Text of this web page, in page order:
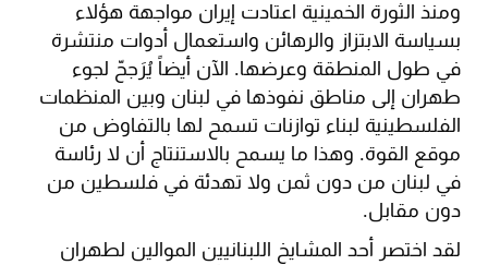
ومنذ الثورة الخمينية اعتادت إيران مواجهة هؤلاء
بسياسة الابتزاز والرهائن واستعمال أدوات منتشرة
في طول المنطقة وعرضها. الآن أيضاً يُرَجحّ لجوء
طهران إلى مناطق نفوذها في لبنان وبين المنظمات
الفلسطينية لبناء توازنات تسمح لها بالتفاوض من
موقع القوة. وهذا ما يسمح بالاستنتاج أن لا رئاسة
في لبنان من دون ثمن ولا تهدئة في فلسطين من
دون مقابل.
لقد اختصر أحد المشايخ اللبنانيين الموالين لطهران